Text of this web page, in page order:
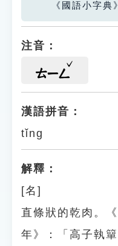
《國語小字典
注音：
ㄊㄧㄥ
漢語拼音：
tǐng
解釋：
[名]
直條狀的乾肉。
年》：「高子執